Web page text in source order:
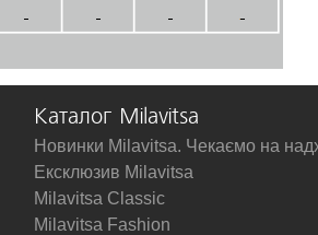
Каталог Milavitsa
Новинки Milavitsa. Чекаємо на
Ексклюзив Milavitsa
Milavitsa Classic
Milavitsa Fashion